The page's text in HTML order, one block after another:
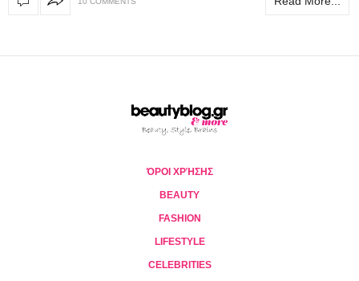
ΌΡΟΙ ΧΡΉΣΗΣ
BEAUTY
FASHION
LIFESTYLE
CELEBRITIES